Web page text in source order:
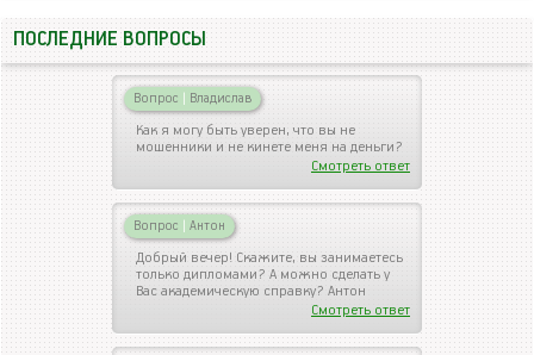
ПОСЛЕДНИЕ ВОПРОСЫ
Вопрос Владислав
Как я могу быть уверен, что вы не
мошенники и не кинете меня на деньги?
Смотреть ответ
Вопрос Антон
Добрый вечер! Скажите, вы занимаетесь
только дипломами? А можно сделать у
Вас академическую справку? Антон
Смотреть ответ